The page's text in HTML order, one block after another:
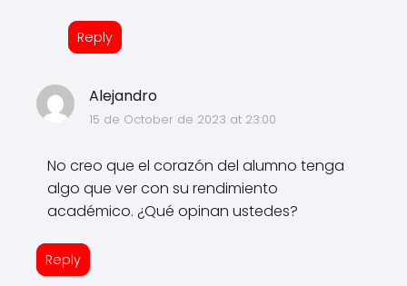
Reply
Alejandro
15 de October de 2023 at 23:00
No creo que el corazón del alumno tenga
algo que ver con su rendimiento
académico. ¿Qué opinan ustedes?
Reply